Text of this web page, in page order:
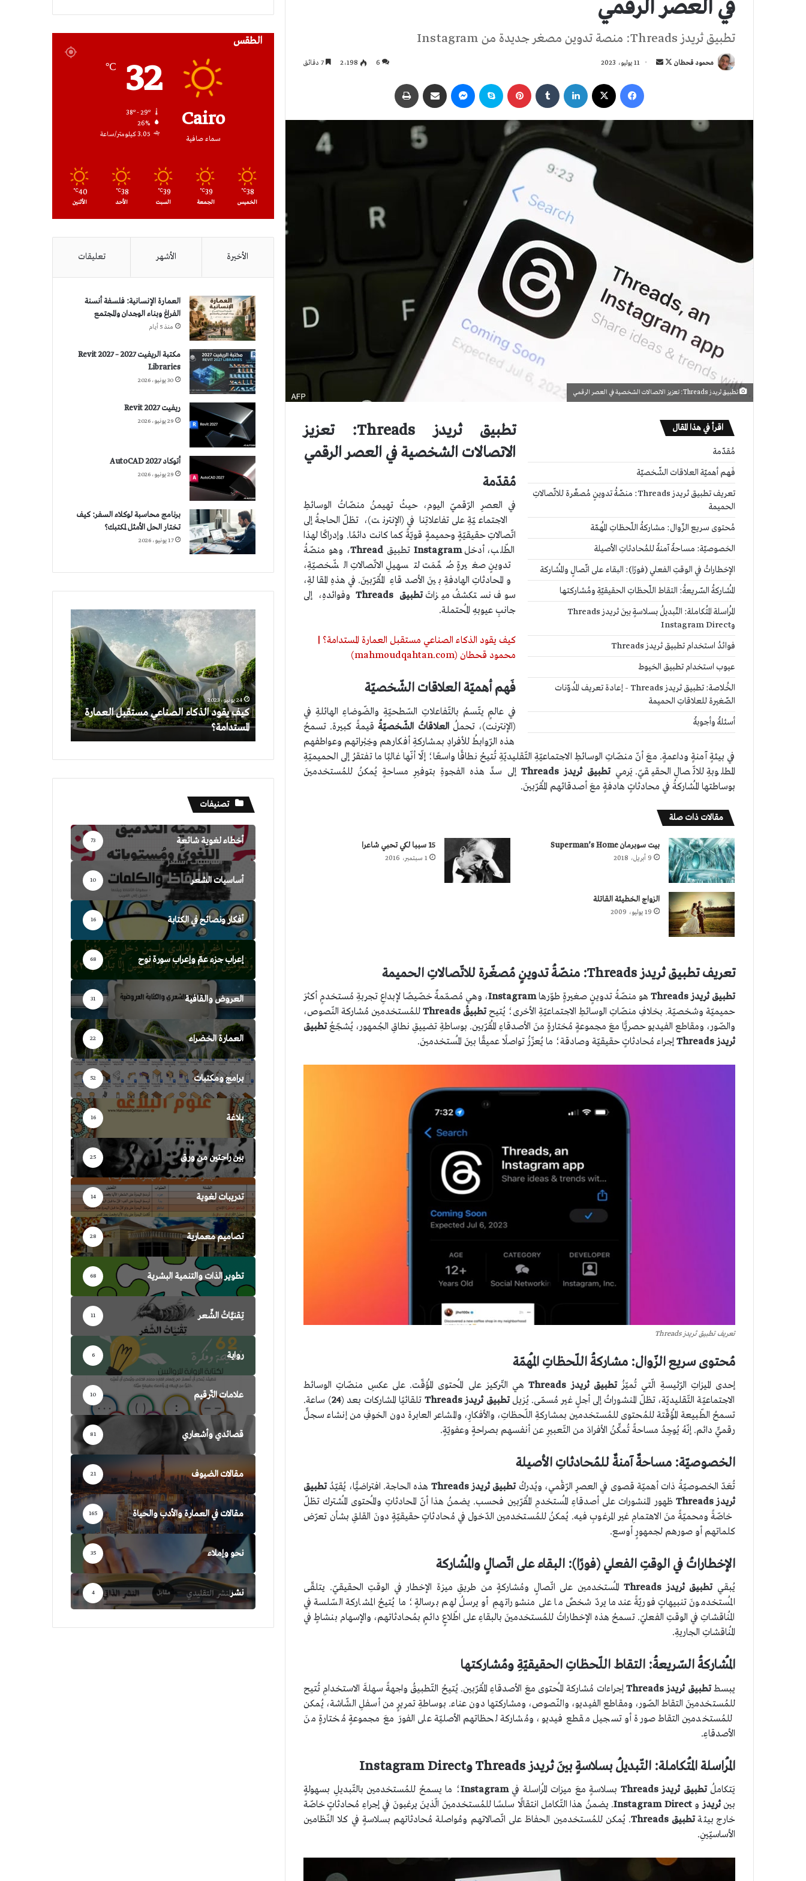
في العصر الرقمي
تطبيق ثريدز Threads: منصة تدوين مصغر جديدة من Instagram
محمود قحطان
تابعأرسل
إلكترونيا
11 يوليو، 2023 6 2٬198
فيسبوك لينكدإن بينتيريست سكايب ماسنجر مشاركة عبر البريد
تطبيق ثريدز Threads: تعزيز الاتصالات الشخصية في العصر الرقمي
اقرأ في هذا المقال
مُقدّمة
فَهم أهميّة العلاقات الشّخصيّة
تعريف تطبيق ثريدز Threads: منصّةُ تدوينٍ مُصغّرة للاتّصالاتِ
الحميمة
مُحتوى سريع الزّوال: مشاركةُ اللّحظاتِ المُهمّة
الخصوصيّة: مساحةٌ آمنةٌ للمُحادثاتِ الأصيلة
الإخطاراتُ في الوقتِ الفعلي (فورًا): البقاء على اتّصالٍ والمُشاركة
المُشاركةُ السّريعةُ: التقاط اللّحظاتِ الحقيقيّةِ ومُشاركتها
المُراسلة المُتكاملة: التّبديلُ بسلاسةٍ بينَ ثريدز Threads
وInstagram Direct
فوائدُ استخدام تطبيق ثريدز Threads
عيوب استخدام تطبيق الخيوط
الخُلاصة: تطبيق ثريدز Threads - إعادة تعريف المُدوّنات
الصّغيرة للعلاقاتِ الحميمة
أسئلةٌ وأجوبةٌ
تطبيق ثريدز Threads: تعزيز
الاتصالات الشخصية في العصر الرقمي
مُقدّمة
في العصرِ الرّقميّ اليوم، حيثُ تهيمنُ منصّاتُ الوسائطِ
الاجتماعيّةِ على تفاعلاتِنا في (الإنترنت)، تظلّ الحاجةُ إلى
اتّصالاتِ حقيقيّةٍ وحميمةٍ قويّةً كما كانت دائمًا. وإدراكًا لهذا
الطّلب، أدخلInstagramتطبيق Thread، وهو منصّةُ
تدوينٍ صغيرةٍ صُمِّمَت لتسهيلِ الاتّصالاتِ الشّخصيّةِ،
والمحادثاتِ الهادفةِ بينَ الأصدقاءِ المُقرّبينَ. في هذهِ المقالةِ،
سوف نستكشفُ ميزاتَتطبيق Threads
وفوائدهِ، إلى
جانبِ عيوبهِ المُحتملة.
كيف يقود الذكاء الصناعي مستقبل العمارة المستدامة؟ |
محمود قحطان (mahmoudqahtan.com)
فَهم أهميّة العلاقات الشّخصيّة
في عالمٍ يتّسمُ بالتّفاعلاتِ السّطحيّةِ والضّوضاءِ الهائلةِ في
(الإنترنت)، تحملُالعلاقاتُ الشّخصيّةُقيمةً كبيرة. تسمحُ
هذه الرّوابطُ للأفرادِ بمشاركةِ أفكارهم وخِبْراتهم وعواطفهم
في بيئةٍ آمنةٍ وداعمةٍ. معَ أنّ منصّاتِ الوسائطِ الاجتماعيّةِ التّقليديّةِ تُتيحُ نطاقًا واسعًا؛ إلّا أنّها غالبًا ما تفتقرُ إلى الحميميّةِ
المطلوبةِ للاتّصالِ الحقيقيّ. يَرميتطبيق ثريدزThreads إلى سدِّ هذه الفجوةِ بتوفيرِ مساحةٍ يُمكنُ للمُستخدمينَ
بوساطتها المُشاركةُ في محادثاتٍ هادفةٍ معَ أصدقائهم المُقرّبينَ.
مقالات ذات صلة
بيت سوبرمان Superman’s Home
9 أبريل، 2018
15 سببا لكي تحبي شاعرا
1 سبتمبر، 2016
الزواج الخطيئة القاتلة
19 يوليو، 2009
تعريف تطبيق ثريدز Threads: منصّةُ تدوينٍ مُصغّرة للاتّصالاتِ الحميمة
تطبيق ثريدزThreads هو منصّةُ تدوينٍ صغيرةٍ طوّرهاInstagram، وهي مُصمّمةٌ خصّيصًا لإبداعِ تجربةِ مُستخدمٍ أكثرَ
حميميّة وشخصيّة. بخلافِ منصّاتِ الوسائطِ الاجتماعيّةِ الأخرى؛ يُتيحتطبيقُ Threads
للمُستخدمين مُشاركة النّصوص،
والصّور، ومقاطع الفيديو حصريًّا معَ مجموعةٍ مُختارةٍ منَ الأصدقاءِ المُقرّبين. بوساطةِ تضييقِ نطاقِ الجُمهور، يُشجّعُتطبيق
ثريدزThreads إجراء مُحادثاتٍ حقيقيّة وصادقة؛ ما يُعزّزُ تواصلًا عميقًا بينَ المُستخدمينَ.
تعريف تطبيق ثريدز Threads
مُحتوى سريع الزّوال: مشاركةُ اللّحظاتِ المُهمّة
إحدى الميزاتِ الرّئيسةِ الّتي تُميّزُتطبيق ثريدز Threadsهي التّركيز على المُحتوى المُؤقّت. على عكسِ منصّاتِ الوسائط
الاجتماعيّة التّقليديّة، تظلّ المنشوراتُ إلى أجلٍ غير مُسمّى. يُزيلتطبيق ثريدزThreads تلقائيًا المشاركات بعد (24) ساعة.
تسمحُ الطّبيعة المُؤقّتة للمُحتوى للمُستخدمين بمشاركةِ اللّحظاتِ، والأفكارِ، والمشاعر العابرة دون الخوفِ من إنشاء سجلٍّ
رقميٍّ دائم. إنّهُ يُوجِدُ مساحةً تُمكِّنُ الأفرادَ من التّعبيرِ عن أنفسهم بصراحةٍ وعفويّةٍ.
الخصوصيّة: مساحةٌ آمنةٌ للمُحادثاتِ الأصيلة
تُعَدّ الخصوصيّةُ ذات أهميّة قصوى في العصرِ الرّقْمي، ويُدركُتطبيق ثريدزThreads هذه الحاجة. افتراضيًّا، يُقيّدُتطبيق
ثريدزThreads ظهور المنشورات على أصدقاءِ المُستخدمِ المُقرّبين فحسب. يضمنُ هذا أنّ المحادثاتِ والمُحتوى المُشترك تظلّ
خاصّةً ومحميّةً منَ الاهتمامِ غير المرغوبِ فيه. يُمكنُ للمُستخدمين الدّخول في مُحادثاتٍ حقيقيّةٍ دونَ القلقِ بشأن تعرّض
كلماتهم أو صورهم لجمهورٍ أوسع.
الإخطاراتُ في الوقتِ الفعلي (فورًا): البقاء على اتّصالٍ والمُشاركة
يُبقيتطبيق ثريدز Threadsالمُستخدمين على اتّصالٍ ومُشاركةٍ من طريقِ ميزة الإخطار في الوقتِ الحقيقيّ. يتلقّى
المُستخدمونَ تنبيهاتٍ فوريّةً عندما يردّ شخصٌ ما على منشوراتهمِ أو يرسلُ لهم برسالةٍ؛ ما يُتيحُ المشاركة السّلسة في
المُناقشاتِ في الوقتِ الفعليّ. تسمحُ هذه الإخطاراتُ للمُستخدمينَ بالبقاءِ على اطّلاعٍ دائمٍ بمُحادثاتهم، والإسهام بنشاطٍ في
المُناقشاتِ الجاريةِ.
المُشاركةُ السّريعةُ: التقاط اللّحظاتِ الحقيقيّةِ ومُشاركتها
يبسطتطبيق ثريدزThreads إجراءات مُشاركة المُحتوى معَ الأصدقاءِ المُقرّبين. يُتيحُ التّطبيقُ واجهةً سهلةَ الاستخدامِ تُتيح
للمُستخدمينَ التقاط الصّور، ومقاطع الفيديو، والنّصوص، ومشاركتها دون عناء. بوساطةِ تمريرٍ من أسفلِ الشّاشة، يُمكن
للمُستخدمين التقاط صورة أو تسجيل مقطع فيديو، ومُشاركة لحظاتهم الأصليّة على الفورَ معَ مجموعةٍ مُختارةٍ منَ
الأصدقاءِ.
المُراسلة المُتكاملة: التّبديلُ بسلاسةٍ بينَ ثريدز Threads وInstagram Direct
يَتكاملُتطبيق ثريدزThreads بسلاسةٍ معَ ميزات المُراسلة فيInstagram؛ ما يسمحُ للمُستخدمين بالتّبديلِ بسهولةٍ
بينثريدزوInstagram Direct. يضمنُ هذا التّكامل انتقالًا سلسًا للمُستخدمينَ الّذينَ يرغبونَ في إجراءِ مُحادثاتٍ خاصّة
خارج بيئةتطبيق Threads
. يُمكن للمُستخدمين الحفاظ على اتّصالاتهم ومُواصلة مُحادثاتهم بسلاسةٍ في كلا النّظامين
الأساسيّينِ.
الطقس
Cairo
سماء صافية
32
℃
26%
3.05 كيلومتر/ساعة
38
℃
الخميس
39
℃
الجمعة
39
℃
السبت
38
℃
الأحد
40
℃
الأثنين
الأخيرة الأشهر تعليقات
العمارة الإنسانية: فلسفة أنسنة
الفراغ وبناء الوجدان والمجتمع
منذ 5 أيام
مكتبة الريفيت 2027 – Revit 2027
Libraries
30 يونيو، 2026
ريفيت 2027 Revit
29 يونيو، 2026
أتوكاد 2027 AutoCAD
29 يونيو، 2026
برنامج محاسبة لوكلاء السفر: كيف
تختار الحل الأمثل لمكتبك؟
17 يونيو، 2026
كيف
الذكاء
الصناعي
مستقبل
العمارة
المستدامة؟
24 يونيو، 2023
كيف يقود الذكاء الصناعي مستقبل العمارة
المستدامة؟
تصنيفات
أخطاء لغوية شائعة 73
أساسيات الشعر 10
أفكار ونصائح في الكتابة 16
إعراب جزء عمّ وإعراب سورة نوح 68
العروض والقافية 31
العمارة الخضراء 22
برامج ومكتبات 52
بلاغة 16
بين راحتين من ورق 25
تدريبات لغوية 14
تصاميم معمارية 28
تطوير الذات والتنمية البشرية 68
تِقنيَّاتُ الشِّعر 11
رواية 6
علامات التّرقيم 10
قصائدي وأشعاري 81
مقالات الضيوف 21
مقالات في العمارة والأدب والحياة 165
نحو وإملاء 35
نشر 4